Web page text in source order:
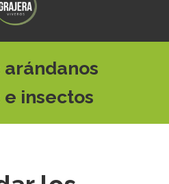
arándanos
insectos